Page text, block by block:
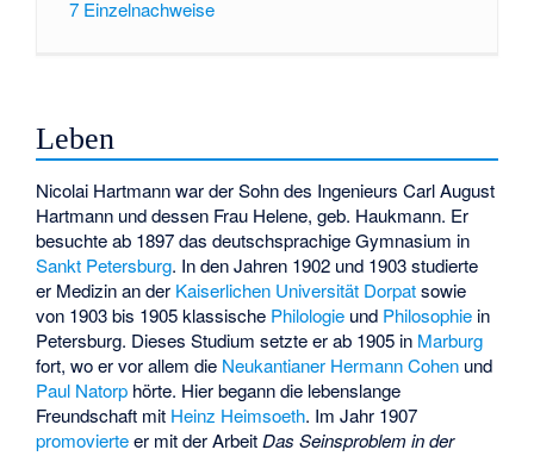
7 Einzelnachweise
Leben
Nicolai Hartmann war der Sohn des Ingenieurs Carl August
Hartmann und dessen Frau Helene, geb. Haukmann. Er
besuchte ab 1897 das deutschsprachige Gymnasium in
Sankt Petersburg. In den Jahren 1902 und 1903 studierte
er Medizin an der Kaiserlichen Universität Dorpatsowie
von 1903 bis 1905 klassische Philologie und Philosophie in
Petersburg. Dieses Studium setzte er ab 1905 in Marburg
fort, wo er vor allem die Neukantianer Hermann Cohen und
Paul Natorp hörte. Hier begann die lebenslange
Freundschaft mit Heinz Heimsoeth. Im Jahr 1907
promovierteer mit der ArbeitDas Seinsproblem in der